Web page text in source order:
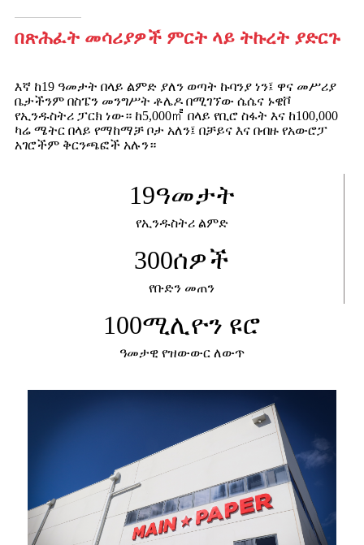
በጽሕፈት መሳሪያዎች ምርት ላይ ትኩረት ያድርጉ
እኛ ከ19 ዓመታት በላይ ልምድ ያለን ወጣት ኩባንያ ነን፤ ዋና መሥሪያ
ቤታችንም በስፔን መንግሥት ቶሌዶ በሚገኘው ሴሴና ኑዌቮ
የኢንዱስትሪ ፓርክ ነው። ከ5,000㎡ በላይ የቢሮ ስፋት እና ከ100,000
ካሬ ሜትር በላይ የማከማቻ ቦታ አለን፤ በቻይና እና በብዙ የአውሮፓ
አገሮችም ቅርንጫፎች አሉን።
19ዓመታት
የኢንዱስትሪ ልምድ
300ሰዎች
የቡድን መጠን
100ሚሊዮን ዩሮ
ዓመታዊ የዝውውር ለውጥ